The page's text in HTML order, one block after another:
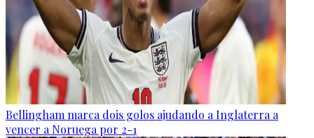
Bellingham marca dois golos ajudando a Inglaterra a
vencer a Noruega por 2-1